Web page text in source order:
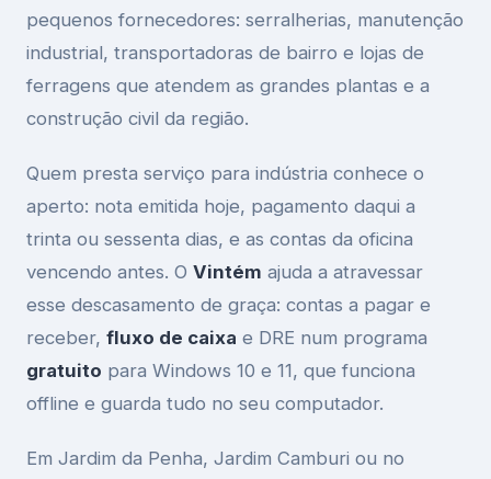
pequenos fornecedores: serralherias, manutenção
industrial, transportadoras de bairro e lojas de
ferragens que atendem as grandes plantas e a
construção civil da região.
Quem presta serviço para indústria conhece o
aperto: nota emitida hoje, pagamento daqui a
trinta ou sessenta dias, e as contas da oficina
vencendo antes. O Vintém ajuda a atravessar
esse descasamento de graça: contas a pagar e
receber, fluxo de caixa e DRE num programa
gratuito para Windows 10 e 11, que funciona
offline e guarda tudo no seu computador.
Em Jardim da Penha, Jardim Camburi ou no